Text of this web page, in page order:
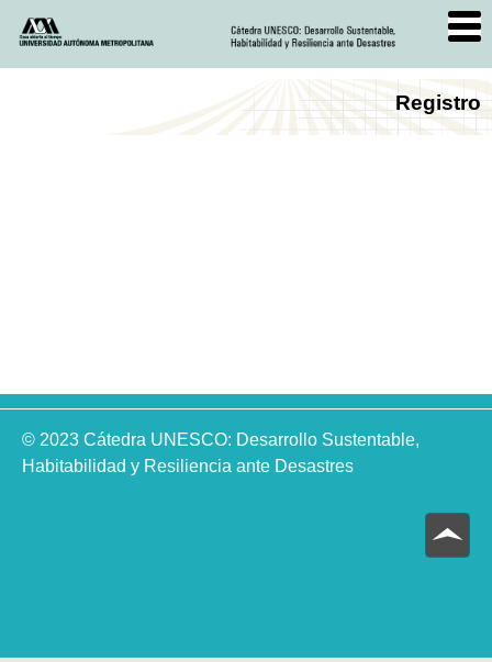
Registro
© 2023 Cátedra UNESCO: Desarrollo Sustentable,
Habitabilidad y Resiliencia ante Desastres